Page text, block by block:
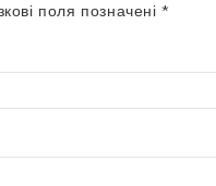
поля позначені*